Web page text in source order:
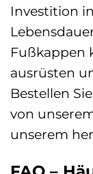
Investition
Fußkappen
ausrüsten
Bestellen
von
unserem